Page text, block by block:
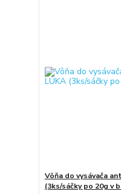
Vôňa do vysávača
(3ks/sáčky po 20g v